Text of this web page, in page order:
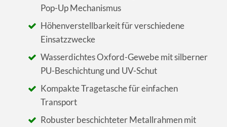
Pop-Up Mechanismus
Höhenverstellbarkeit für verschiedene
Einsatzzwecke
Wasserdichtes Oxford-Gewebe mit silberner
PU-Beschichtung und UV-Schut
Kompakte Tragetasche für einfachen
Transport
Robuster beschichteter Metallrahmen mit